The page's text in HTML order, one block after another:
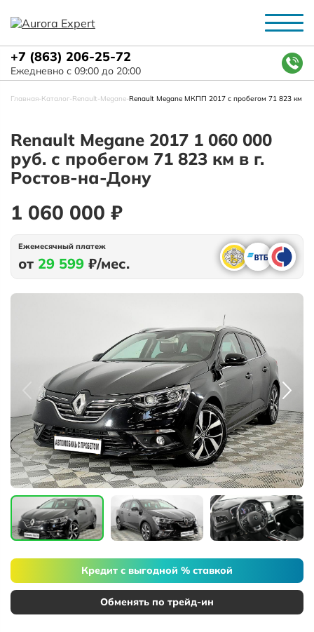
+7 (863) 206-25-72
Ежедневно с 09:00 до 20:00
Главная-Каталог-Renault-Megane-Renault Megane МКПП 2017 с пробегом 71 823 км
Renault Megane 2017 1 060 000
руб. с пробегом 71 823 км в г.
Ростов-на-Дону
1 060 000 ₽
Ежемесячный платеж
от 29 599 ₽/мес.
Кредит с выгодной % ставкой
Обменять по трейд-ин